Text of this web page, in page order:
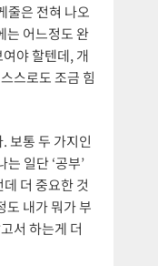
줄은 전혀 나오
는 어느정도 완
야 할텐데, 개
스로도 조금 힘
보통 두 가지인
일단 ‘공부’
더 중요한 것
도 내가 뭐가 부
서 하는게 더